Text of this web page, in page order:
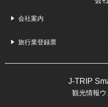
会社案内
旅行業登録票
J-TRIP
観光情報